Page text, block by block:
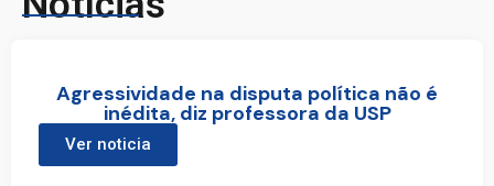
Agressividade na disputa política não é
inédita, diz professora da USP
Ver noticia